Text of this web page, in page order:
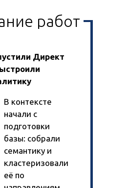
работ
Директ
В контексте
начали с
подготовки
базы: собрали
семантику и
кластеризовали
её по